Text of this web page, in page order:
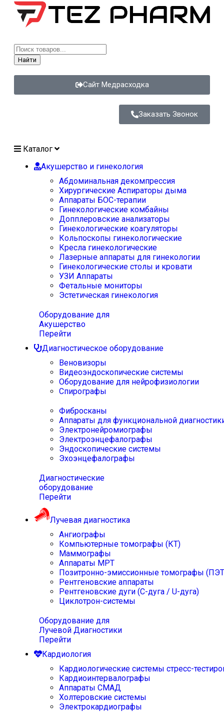
Найти
Сайт Медрасходка
Заказать Звонок
Каталог
Акушерство и гинекология
Абдоминальная декомпрессия
Хирургические Аспираторы дыма
Аппараты БОС-терапии
Гинекологические комбайны
Допплеровские анализаторы
Гинекологические коагуляторы
Кольпоскопы гинекологические
Кресла гинекологические
Лазерные аппараты для гинекологии
Гинекологические столы и кровати
УЗИ Аппараты
Фетальные мониторы
Эстетическая гинекология
Оборудование для
Акушерство
Перейти
Диагностическое оборудование
Веновизоры
Видеоэндоскопические системы
Оборудование для нейрофизиологии
Спирографы
Фибросканы
Аппараты для функциональной
Электронейромиографы
Электроэнцефалографы
Эндоскопические системы
Эхоэнцефалографы
Диагностические
оборудование
Перейти
Лучевая диагностика
Ангиографы
Компьютерные томографы (КТ)
Маммографы
Аппараты МРТ
Позитронно-эмиссионные томографы
Рентгеновские аппараты
Рентгеновские дуги (С-дуга / U-дуга)
Циклотрон-системы
Оборудование для
Лучевой Диагностики
Перейти
Кардиология
Кардиологические системы стресс-
Кардиоинтервалографы
Аппараты СМАД
Холтеровские системы
Электрокардиографы